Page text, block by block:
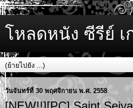
โหลดหนัง ซีรีย์ เ
วันจันทร์ที่ 30 พฤศจิกายน พ.ศ. 2558